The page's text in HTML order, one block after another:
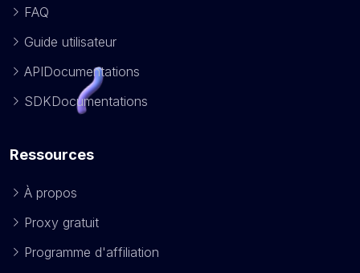
FAQ
Guide utilisateur
APIDocumentations
SDKDocumentations
Ressources
À propos
Proxy gratuit
Programme d'affiliation